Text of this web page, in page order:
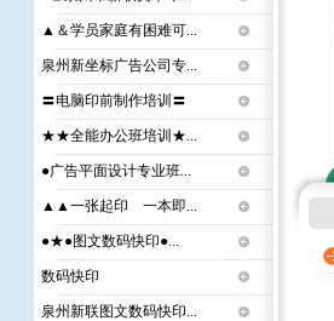
▲＆学员家庭有困难可...
泉州新坐标广告公司专...
〓电脑印前制作培训〓
★★全能办公班培训★...
●广告平面设计专业班...
▲▲一张起印 一本即...
●★●图文数码快印●...
数码快印
泉州新联图文数码快印...